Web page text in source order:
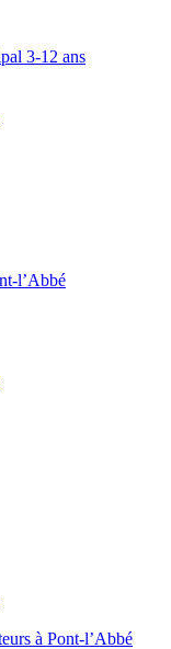
3-12 ans
l’Abbé
à Pont-l’Abbé